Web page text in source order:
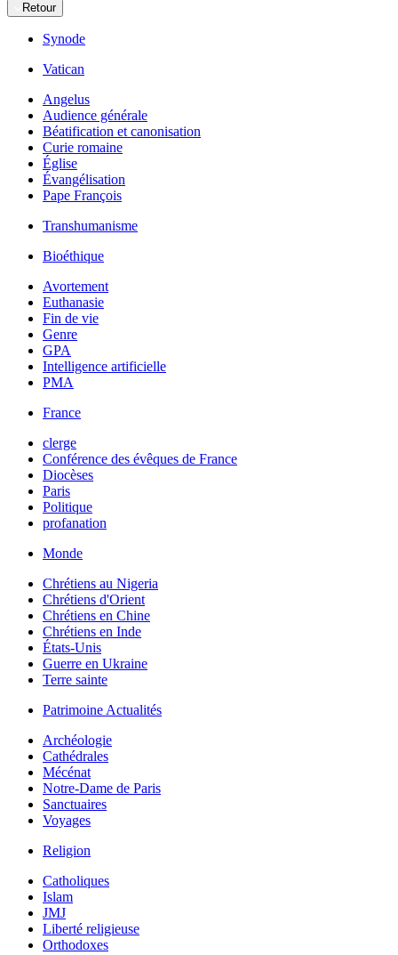
Retour
Synode
Vatican
Angelus
Audience générale
Béatification et canonisation
Curie romaine
Église
Évangélisation
Pape François
Transhumanisme
Bioéthique
Avortement
Euthanasie
Fin de vie
Genre
GPA
Intelligence artificielle
PMA
France
clerge
Conférence des évêques de France
Diocèses
Paris
Politique
profanation
Monde
Chrétiens au Nigeria
Chrétiens d'Orient
Chrétiens en Chine
Chrétiens en Inde
États-Unis
Guerre en Ukraine
Terre sainte
Patrimoine Actualités
Archéologie
Cathédrales
Mécénat
Notre-Dame de Paris
Sanctuaires
Voyages
Religion
Catholiques
Islam
JMJ
Liberté religieuse
Orthodoxes